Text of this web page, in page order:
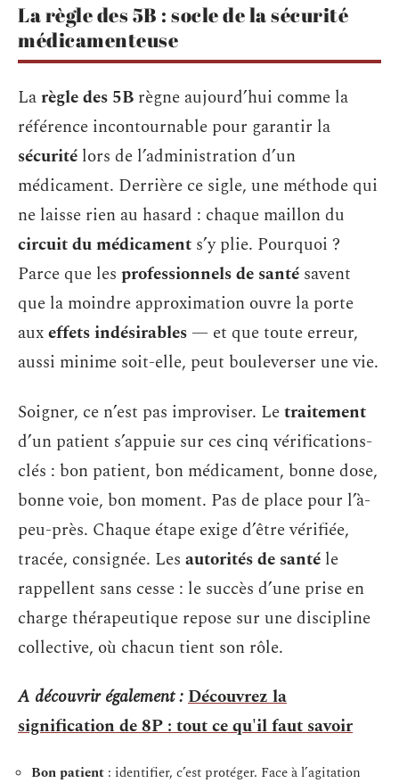
La règle des 5B : socle de la sécurité
médicamenteuse
Larègle des 5B règne aujourd’hui comme la
référence incontournable pour garantir la
sécurité lors de l’administration d’un
médicament. Derrière ce sigle, une méthode qui
ne laisse rien au hasard : chaque maillon du
circuit du médicament s’y plie. Pourquoi ?
Parce que les professionnels de santé savent
que la moindre approximation ouvre la porte
auxeffets indésirables — et que toute erreur,
aussi minime soit-elle, peut bouleverser une vie.
Soigner, ce n’est pas improviser. Letraitement
d’un patient s’appuie sur ces cinq vérifications-
clés : bon patient, bon médicament, bonne dose,
bonne voie, bon moment. Pas de place pour l’à-
peu-près. Chaque étape exige d’être vérifiée,
tracée, consignée. Les autorités de santé le
rappellent sans cesse : le succès d’une prise en
charge thérapeutique repose sur une discipline
collective, où chacun tient son rôle.
A découvrir également :Découvrez la
signification de 8P : tout ce qu'il faut savoir
Bon patient : identifier, c’est protéger. Face à l’agitation